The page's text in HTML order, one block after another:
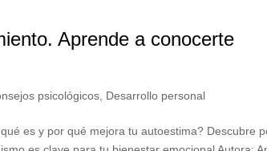
Aprende a conocerte
psicológicos Desarrollo personal
es y por qué mejora tu autoestima? Descubre